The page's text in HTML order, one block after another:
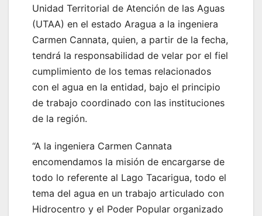
Unidad Territorial de Atención de las Aguas
(UTAA) en el estado Aragua a la ingeniera
Carmen Cannata, quien, a partir de la fecha,
tendrá la responsabilidad de velar por el fiel
cumplimiento de los temas relacionados
con el agua en la entidad, bajo el principio
de trabajo coordinado con las instituciones
de la región.
“A la ingeniera Carmen Cannata
encomendamos la misión de encargarse de
todo lo referente al Lago Tacarigua, todo el
tema del agua en un trabajo articulado con
Hidrocentro y el Poder Popular organizado